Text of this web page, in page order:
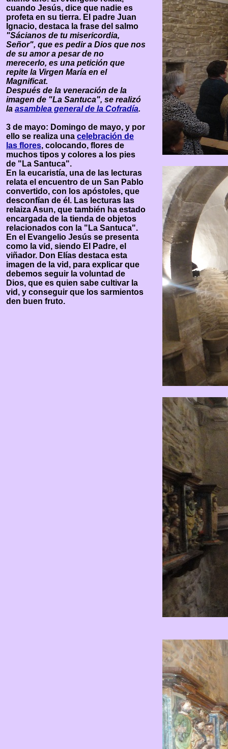
cuando Jesús, dice que nadie es
profeta en su tierra. El padre Juan
Ignacio, destaca la frase del salmo
"Sácianos de tu misericordia,
Señor", que es pedir a Dios que nos
de su amor a pesar de no
merecerlo, es una petición que
repite la Virgen María en el
Magnificat.
Después de la veneración de la
imagen de "La Santuca", se realizó
la asamblea general de la Cofradía.
3 de mayo: Domingo de mayo, y por
ello se realiza una celebración de
las flores, colocando, flores de
muchos tipos y colores a los pies
de "La Santuca".
En la eucaristía, una de las lecturas
relata el encuentro de un San Pablo
convertido, con los apóstoles, que
desconfían de él. Las lecturas las
relaiza Asun, que también ha estado
encargada de la tienda de objetos
relacionados con la "La Santuca".
En el Evangelio Jesús se presenta
como la vid, siendo El Padre, el
viñador. Don Elías destaca esta
imagen de la vid, para explicar que
debemos seguir la voluntad de
Dios, que es quien sabe cultivar la
vid, y conseguir que los sarmientos
den buen fruto.